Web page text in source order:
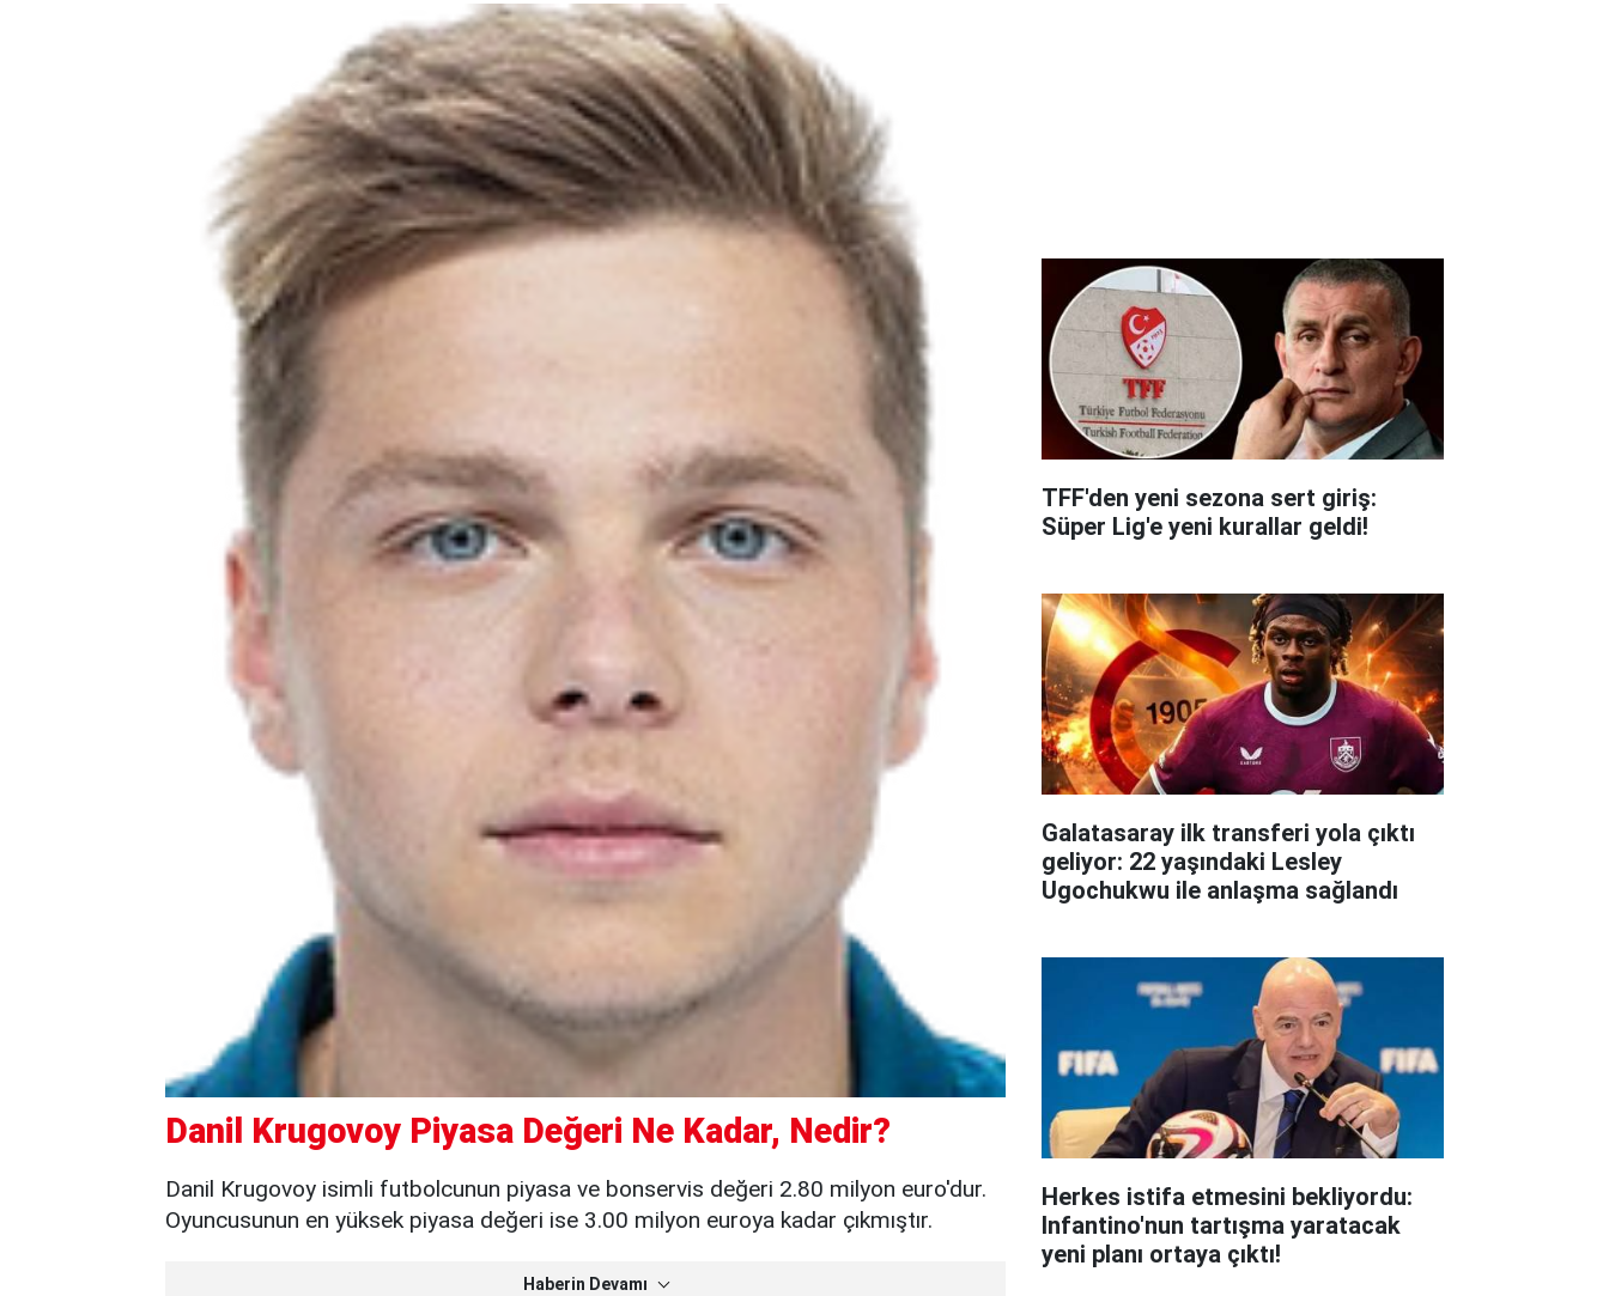
Danil Krugovoy Piyasa Değeri Ne Kadar, Nedir?
Danil Krugovoy isimli futbolcunun piyasa ve bonservis değeri 2.80 milyon euro'dur.
Oyuncusunun en yüksek piyasa değeri ise 3.00 milyon euroya kadar çıkmıştır.
Haberin Devamı
TFF'den yeni sezona sert giriş:
Süper Lig'e yeni kurallar geldi!
Galatasaray ilk transferi yola çıktı
geliyor: 22 yaşındaki Lesley
Ugochukwu ile anlaşma sağlandı
Herkes istifa etmesini bekliyordu:
Infantino'nun tartışma yaratacak
yeni planı ortaya çıktı!